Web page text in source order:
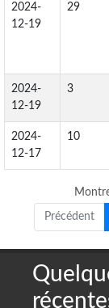
2024-
12-19
29
2024-
12-19
3
2024-
12-17
10
Précédent